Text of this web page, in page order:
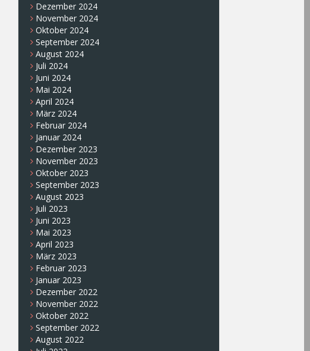
Dezember 2024
November 2024
Oktober 2024
September 2024
August 2024
Juli 2024
Juni 2024
Mai 2024
April 2024
März 2024
Februar 2024
Januar 2024
Dezember 2023
November 2023
Oktober 2023
September 2023
August 2023
Juli 2023
Juni 2023
Mai 2023
April 2023
März 2023
Februar 2023
Januar 2023
Dezember 2022
November 2022
Oktober 2022
September 2022
August 2022